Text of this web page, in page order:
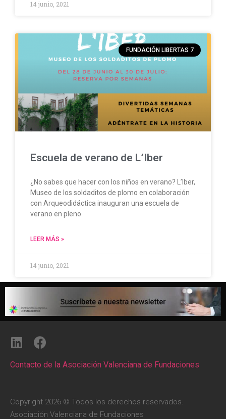
14 junio, 2021
FUNDACIÓN LIBERTAS 7
Escuela de verano de L’Iber
¿No sabes que hacer con los niños en verano? L’Iber,
Museo de los soldaditos de plomo en colaboración
con Arqueodidáctica inauguran una escuela de
verano en pleno
LEER MÁS »
14 junio, 2021
Contacto de la Asociación Valenciana de Fundaciones
Copyright 2026 © Todos los derechos reservados.
Asociación Valenciana de Fundaciones